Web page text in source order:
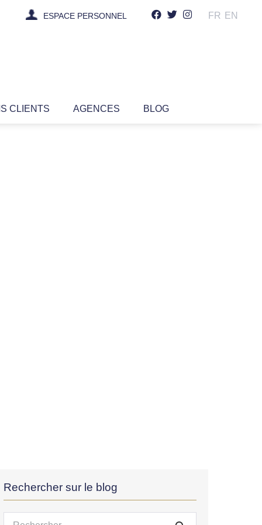
ESPACE PERSONNEL FR EN
CLIENTS AGENCES BLOG
Rechercher sur le blog
Recherche